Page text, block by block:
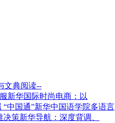
文典阅读--
新华国际时尚电商：以
新华中国语学院多语言
新华导航：深度背调、